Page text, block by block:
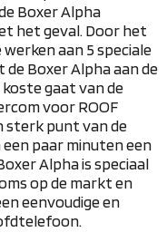
Boxer Alpha
het geval. Door het
aan 5 speciale
Boxer Alpha aan de
gaat van de
voor ROOF
sterk punt van de
een paar minuten een
Alpha is speciaal
op de markt en
eenvoudige en